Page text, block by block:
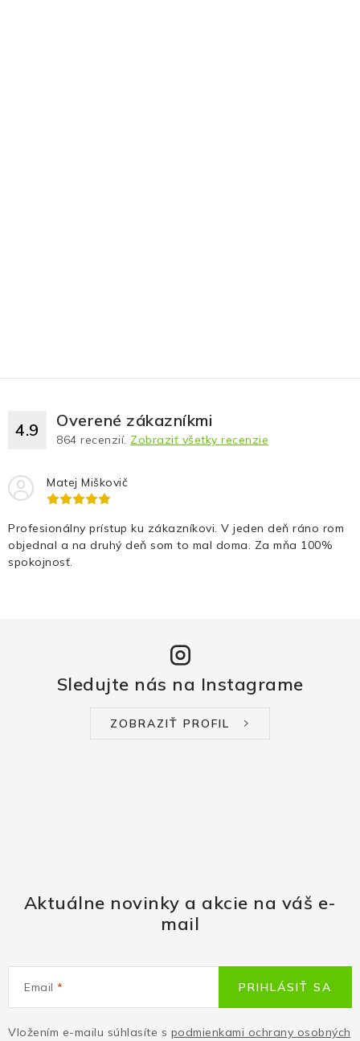
4.9 Overené zákazníkmi
864 recenzií. Zobraziť všetky recenzie
Matej Miškovič
Profesionálny prístup ku zákazníkovi. V jeden deň ráno rom
objednal a na druhý deň som to mal doma. Za mňa 100%
spokojnosť.
Sledujte nás na Instagrame
ZOBRAZIŤ PROFIL
Aktuálne novinky a akcie na váš e-
mail
Email
Vložením e-mailu súhlasíte s podmienkami ochrany osobných
PRIHLÁSIŤ SA